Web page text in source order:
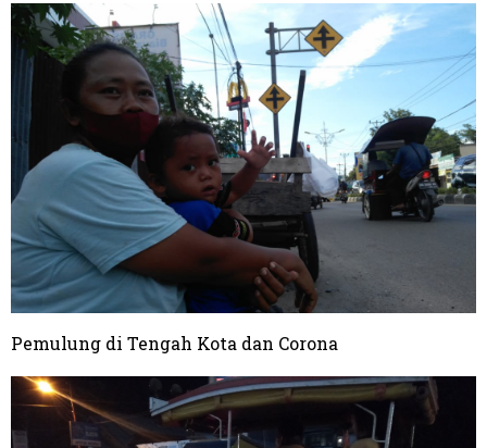
Pemulung di Tengah Kota dan Corona